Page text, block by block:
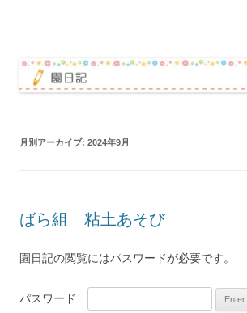
テ
ツ
月別アーカイブ: 2024年9月
ばら組 粘土あそび
園日記の閲覧にはパスワードが必要です。
パスワード